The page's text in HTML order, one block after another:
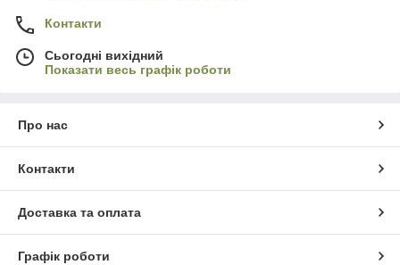
Контакти
Сьогодні вихідний
Показати весь графік роботи
Про нас
Контакти
Доставка та оплата
Графік роботи